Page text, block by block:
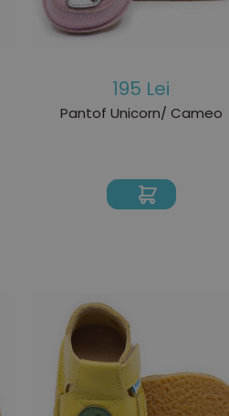
195 Lei
Pantof Unicorn/ Cameo